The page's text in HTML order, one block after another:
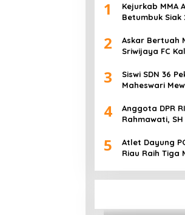
1
Kejurkab MMA
Betumbuk Siak
2
Askar Bertuah
Sriwijaya FC
3
Siswi SDN 36
Maheswari
Senam Putri
4
Anggota DPR
Rahmawati,
Wanita di
5
Atlet Dayung
Riau Raih Tiga